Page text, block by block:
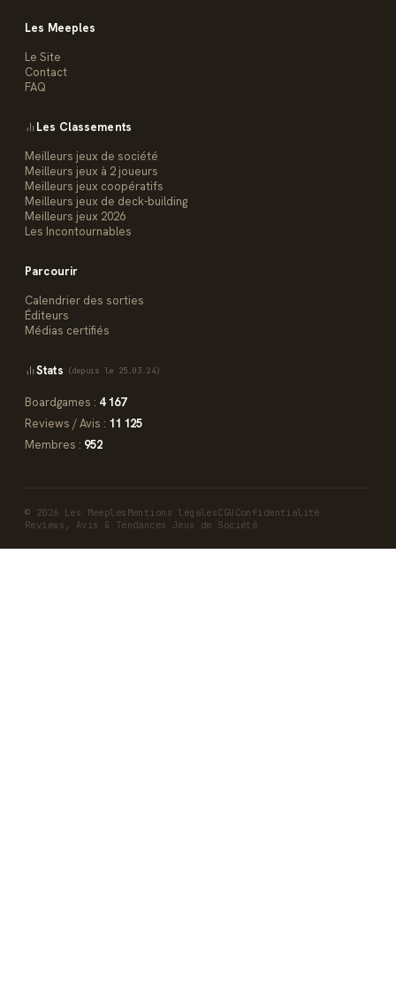
Les Meeples
Le Site
Contact
FAQ
Les Classements
Meilleurs jeux de société
Meilleurs jeux à 2 joueurs
Meilleurs jeux coopératifs
Meilleurs jeux de deck-building
Meilleurs jeux 2026
Les Incontournables
Parcourir
Calendrier des sorties
Éditeurs
Médias certifiés
Stats (depuis le 25.03.24)
Boardgames : 4 167
Reviews / Avis : 11 125
Membres : 952
© 2026 Les Meeples Mentions légalesCGU Confidentialité
Reviews, Avis & Tendances Jeux de Société